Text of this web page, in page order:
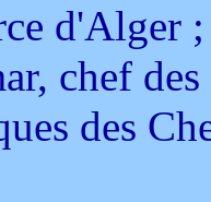
d'Alger
chef
des